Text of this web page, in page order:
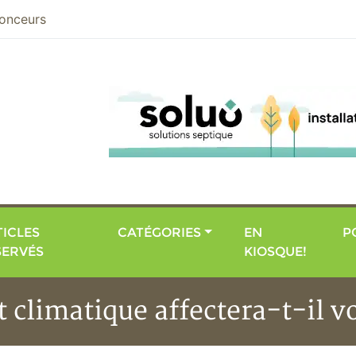
CATÉGORIES
EN
KIOSQUE!
climatique affectera-t-il